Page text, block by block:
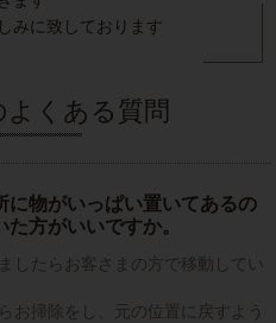
みに致しております
よくある質問
に物がいっぱい置いてあるの
方がいいですか。
したらお客さまの方で移動してい
お掃除をし、元の位置に戻すよう